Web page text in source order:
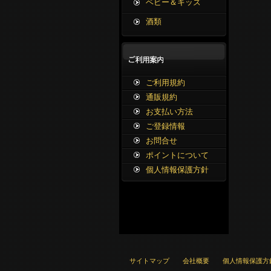
ベビー＆キッズ
酒類
ご利用規約
通販規約
お支払い方法
ご登録情報
お問合せ
ポイントについて
個人情報保護方針
サイトマップ 会社概要 個人情報保護方